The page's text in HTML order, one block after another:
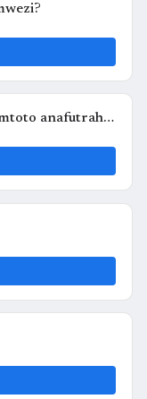
anafutrahia'